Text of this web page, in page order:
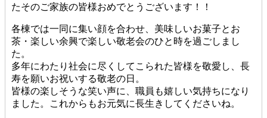
たそのご家族の皆様おめでとうございます！！
各棟では一同に集い顔を合わせ、美味しいお菓子とお
茶・楽しい余興で楽しい敬老会のひと時を過ごしまし
た。
多年にわたり社会に尽くしてこられた皆様を敬愛し、長
寿を願いお祝いする敬老の日。
皆様の楽しそうな笑い声に、職員も嬉しい気持ちになり
ました。これからもお元気に長生きしてくださいね。